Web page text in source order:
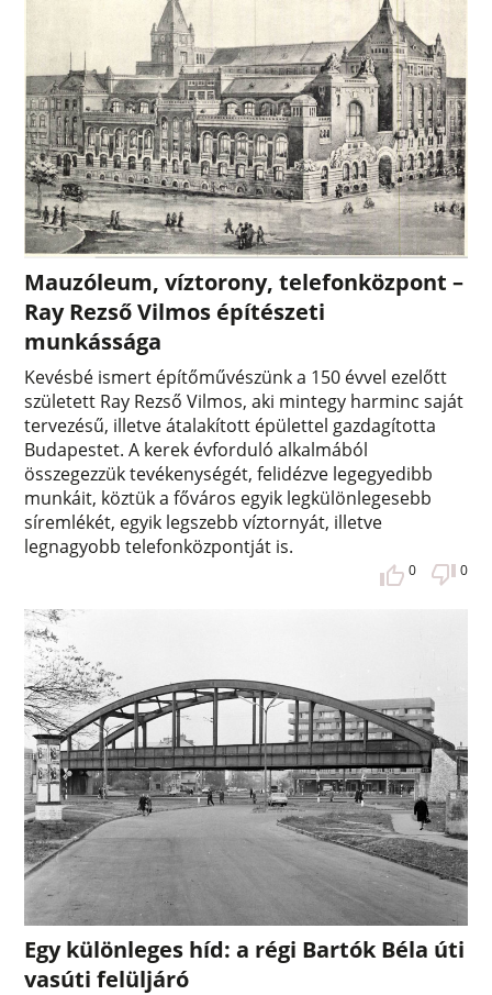
Mauzóleum, víztorony, telefonközpont –
Ray Rezső Vilmos építészeti
munkássága
Kevésbé ismert építőművészünk a 150 évvel ezelőtt
született Ray Rezső Vilmos, aki mintegy harminc saját
tervezésű, illetve átalakított épülettel gazdagította
Budapestet. A kerek évforduló alkalmából
összegezzük tevékenységét, felidézve legegyedibb
munkáit, köztük a főváros egyik legkülönlegesebb
síremlékét, egyik legszebb víztornyát, illetve
legnagyobb telefonközpontját is.
0 0
Egy különleges híd: a régi Bartók Béla úti
vasúti felüljáró